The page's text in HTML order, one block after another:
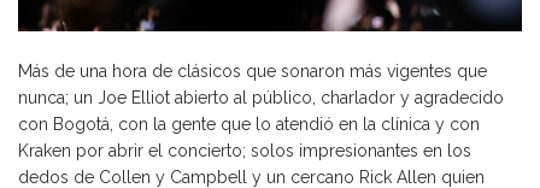
Más de una hora de clásicos que sonaron más vigentes que
nunca; un Joe Elliot abierto al público, charlador y agradecido
con Bogotá, con la gente que lo atendió en la clínica y con
Kraken por abrir el concierto; solos impresionantes en los
dedos de Collen y Campbell y un cercano Rick Allen quien